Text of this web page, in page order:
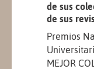
de sus
de sus
Premios
MEJOR